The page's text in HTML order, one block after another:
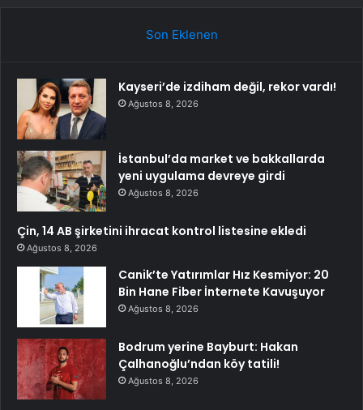
Son Eklenen
Kayseri’de izdiham değil, rekor vardı!
Ağustos 8, 2026
İstanbul’da market ve bakkallarda
yeni uygulama devreye girdi
Ağustos 8, 2026
Çin, 14 AB şirketini ihracat kontrol listesine ekledi
Ağustos 8, 2026
Canik’te Yatırımlar Hız Kesmiyor: 20
Bin Hane Fiber İnternete Kavuşuyor
Ağustos 8, 2026
Bodrum yerine Bayburt: Hakan
Çalhanoğlu’ndan köy tatili!
Ağustos 8, 2026